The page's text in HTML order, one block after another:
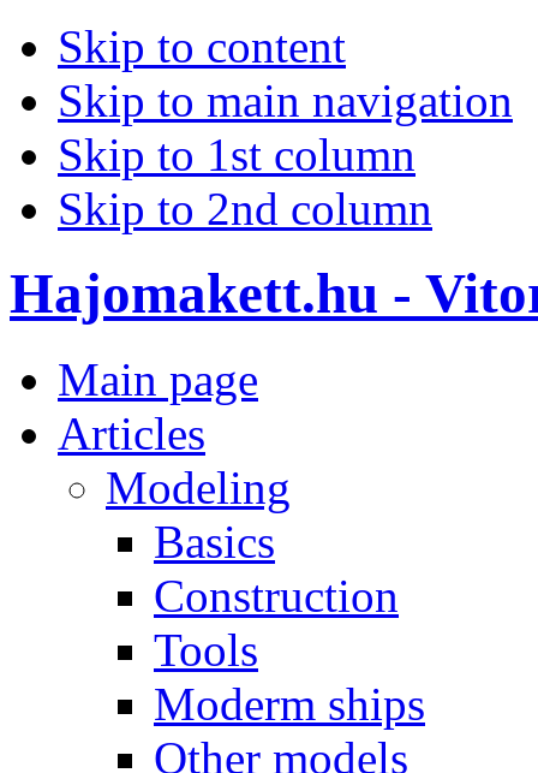
Skip to content
Skip to main navigation
Skip to 1st column
Skip to 2nd column
Hajomakett.hu -
Main page
Articles
Modeling
Basics
Construction
Tools
Moderm ships
Other models